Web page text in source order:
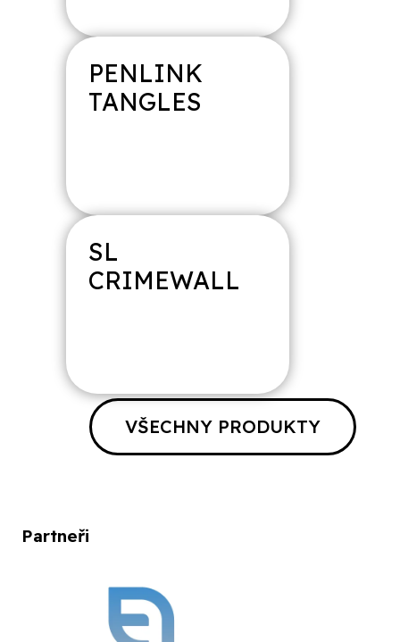
MAGNET
AXIOM
PENLINK
TANGLES
SL
CRIMEWALL
VŠECHNY PRODUKTY
Partneři